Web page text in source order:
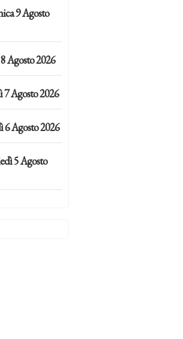
9 Agosto
Agosto 2026
7 Agosto 2026
6 Agosto 2026
5 Agosto